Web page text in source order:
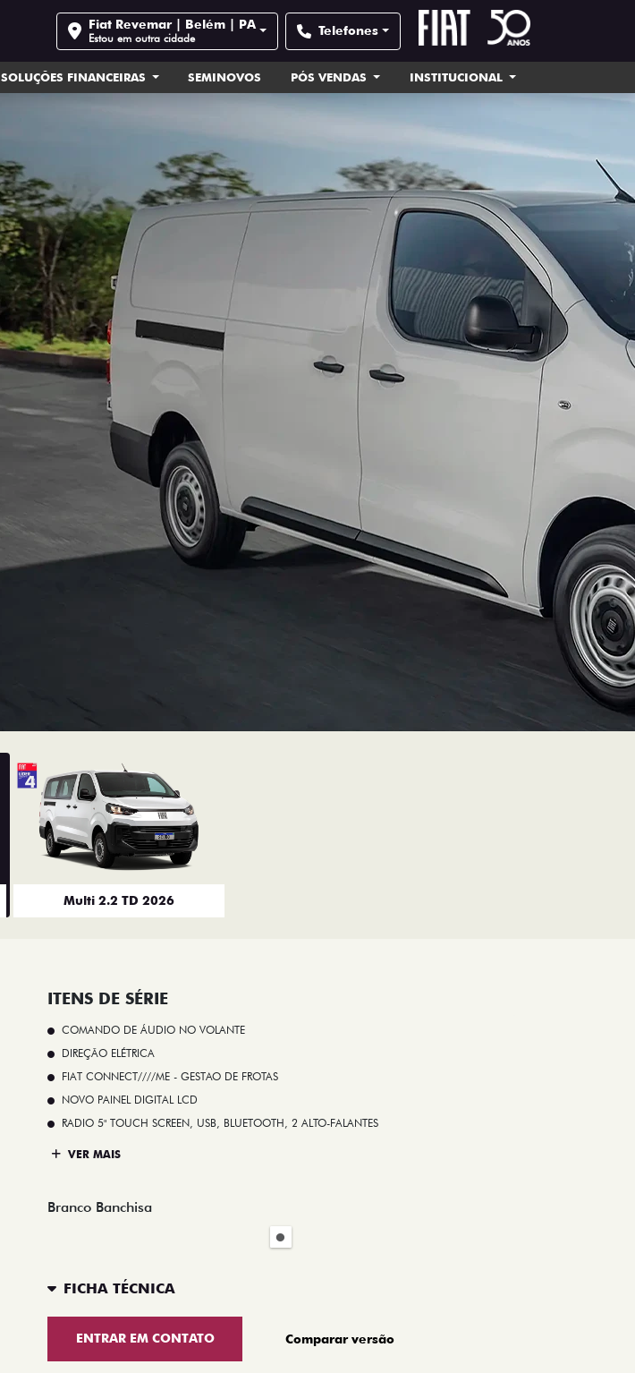
Fiat Revemar | Belém | PA
Estou em outra cidade Telefones
SOLUÇÕES FINANCEIRAS SEMINOVOS PÓS VENDAS INSTITUCIONAL
Multi 2.2 TD 2026
ITENS DE SÉRIE
COMANDO DE ÁUDIO NO VOLANTE
DIREÇÃO ELÉTRICA
FIAT CONNECT////ME - GESTAO DE FROTAS
NOVO PAINEL DIGITAL LCD
RADIO 5" TOUCH SCREEN, USB, BLUETOOTH, 2 ALTO-FALANTES
VER MAIS
Branco Banchisa
FICHA TÉCNICA
ENTRAR EM CONTATO Comparar versão